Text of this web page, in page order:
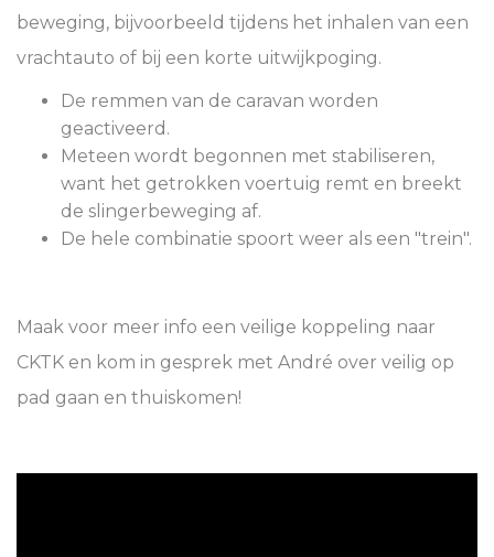
beweging, bijvoorbeeld tijdens het inhalen van een
vrachtauto of bij een korte uitwijkpoging.
De remmen van de caravan worden
geactiveerd.
Meteen wordt begonnen met stabiliseren,
want het getrokken voertuig remt en breekt
de slingerbeweging af.
De hele combinatie spoort weer als een "trein".
Maak voor meer info een veilige koppeling naar
CKTK en kom in gesprek met André over veilig op
pad gaan en thuiskomen!